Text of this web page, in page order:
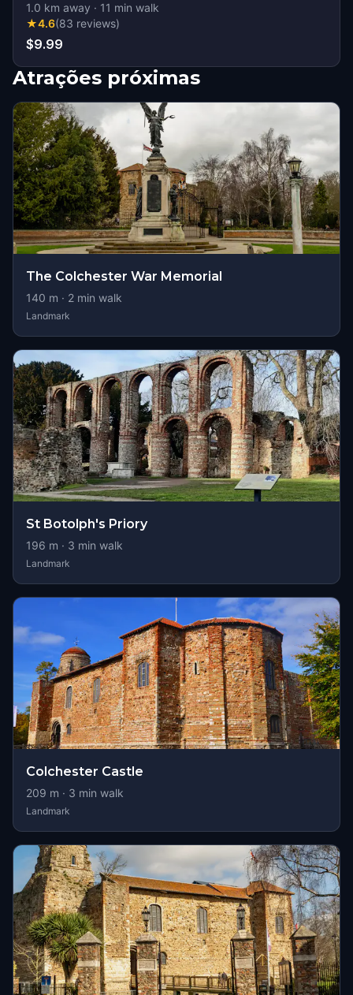
1.0 km away · 11 min walk
★4.6(83 reviews)
$9.99
Atrações próximas
The Colchester War Memorial
140 m · 2 min walk
Landmark
St Botolph's Priory
196 m · 3 min walk
Landmark
Colchester Castle
209 m · 3 min walk
Landmark